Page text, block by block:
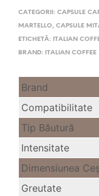
CATEGORII: CAPSULE
MARTELLO, CAPSULE
ETICHETĂ: ITALIAN
BRAND: ITALIAN COFFEE
Brand
Compatibilitate
Tip Băutură
Intensitate
Dimensiunea
Greutate